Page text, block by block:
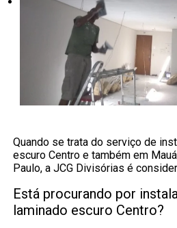
Quando se trata do serviço de
escuro Centro e também em
Paulo, a JCG Divisórias é
Está procurando por
laminado escuro Centro?